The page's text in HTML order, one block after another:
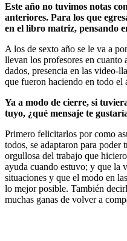
Este año no tuvimos notas
anteriores. Para los que
en el libro matriz, pensando
A los de sexto año se le va a
llevan los profesores en cuanto
dados, presencia en las video-
que fueron haciendo en todo el
Ya a modo de cierre, si
tuyo, ¿qué mensaje te
Primero felicitarlos por como
todos, se adaptaron para poder
orgullosa del trabajo que
ayuda cuando estuvo; y que la
situaciones y que el modo en
lo mejor posible. También
muchas ganas de volver a